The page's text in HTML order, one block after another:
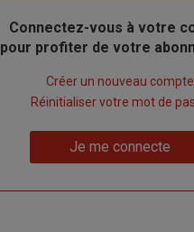
Body
Connectez-vous à votre
pour profiter de votre
compte"
Créer un nouveau compte
Réinitialiser votre mot de
Je me connecte